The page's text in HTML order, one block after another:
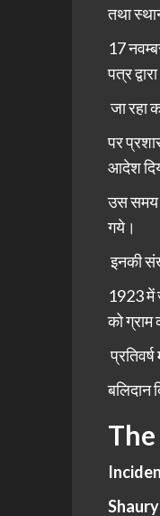
तथा
17
पत्र
जा रहा
पर
आदेश
उस समय
गये।
इनकी
1923 में
को
बलिदान